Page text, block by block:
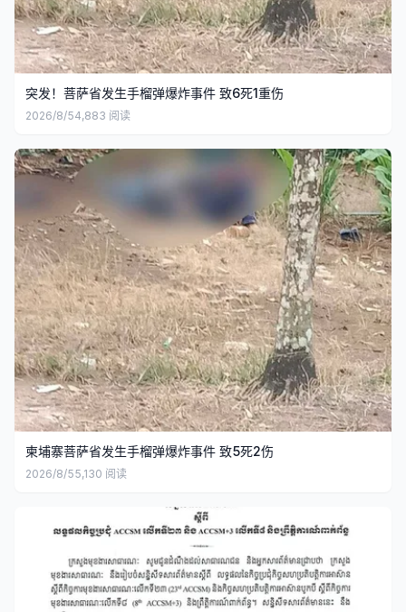
突发！菩萨省发生手榴弹爆炸事件 致6死1重伤
2026/8/54,883 阅读
柬埔寨菩萨省发生手榴弹爆炸事件 致5死2伤
2026/8/55,130 阅读